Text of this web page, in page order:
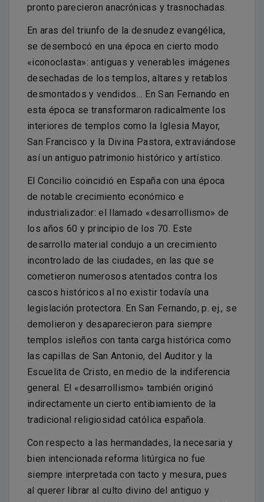
pronto parecieron anacrónicas y trasnochadas.
En aras del triunfo de la desnudez evangélica,
se desembocó en una época en cierto modo
«iconoclasta»: antiguas y venerables imágenes
desechadas de los templos, altares y retablos
desmontados y vendidos… En San Fernando en
esta época se transformaron radicalmente los
interiores de templos como la Iglesia Mayor,
San Francisco y la Divina Pastora, extraviándose
así un antiguo patrimonio histórico y artístico.
El Concilio coincidió en España con una época
de notable crecimiento económico e
industrializador: el llamado «desarrollismo» de
los años 60 y principio de los 70. Este
desarrollo material condujo a un crecimiento
incontrolado de las ciudades, en las que se
cometieron numerosos atentados contra los
cascos históricos al no existir todavía una
legislación protectora. En San Fernando, p. ej., se
demolieron y desaparecieron para siempre
templos isleños con tanta carga histórica como
las capillas de San Antonio, del Auditor y la
Escuelita de Cristo, en medio de la indiferencia
general. El «desarrollismo» también originó
indirectamente un cierto entibiamiento de la
tradicional religiosidad católica española.
Con respecto a las hermandades, la necesaria y
bien intencionada reforma litúrgica no fue
siempre interpretada con tacto y mesura, pues
al querer librar al culto divino del antiguo y